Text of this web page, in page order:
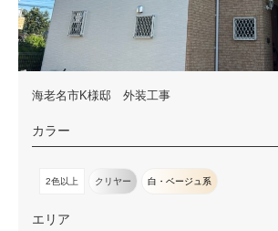
海老名市K様邸 外装工事
カラー
2色以上 クリヤー 白・ベージュ系
エリア